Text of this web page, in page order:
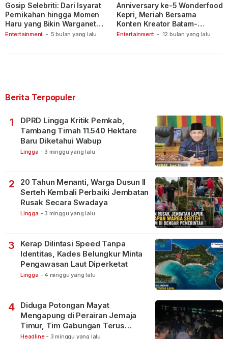
Entertainment - 5 bulan yang lalu
Gosip Selebriti: Dari Isyarat
Pernikahan hingga Momen
Haru yang Bikin Warganet
Berspekulasi
Entertainment - 12 bulan yang lalu
Anniversary ke-5 Wonderfood
Kepri, Meriah Bersama
Konten Kreator Batam-
Tanjungpinang
Berita Terpopuler
1
DPRD Lingga Kritik Pemkab,
Tambang Timah 11.540 Hektare
Baru Diketahui Wabup
Lingga - 3 minggu yang lalu
2
20 Tahun Menanti, Warga Dusun II
Serteh Kembali Perbaiki Jembatan
Rusak Secara Swadaya
Lingga - 3 minggu yang lalu
3
Kerap Dilintasi Speed Tanpa
Identitas, Kades Belungkur Minta
Pengawasan Laut Diperketat
Lingga - 4 minggu yang lalu
4
Diduga Potongan Mayat
Mengapung di Perairan Jemaja
Timur, Tim Gabungan Terus
Lakukan Pencarian
Headline - 3 minggu yang lalu